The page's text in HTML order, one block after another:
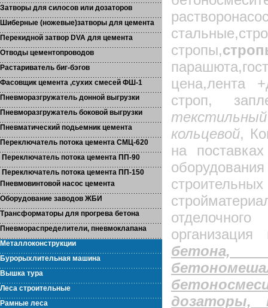
Затворы для силосов или дозаторов
Шиберные (ножевые)затворы для цемента
Перекидной затвор DVA для цемента
Отводы цементопроводов
Растариватель биг-бэгов
Фасовщик цемента ,сухих смесей ФШ-1
Пневморазгружатель донной выгрузки
Пневморазгружатель боковой выгрузки
Пневматический подьемник цемента
Переключатель потока цемента СМЦ-620
Переключатель потока цемента ПП-90
Переключатель потока цемента ПП-150
Пневмовинтовой насос цемента
Оборудование заводов ЖБИ
Трансформаторы для прогрева бетона
Пневмораспределители, пневмоклапана
Металлоконструкции
Бурорыхлительная машина
Вышка тура
Леса строительные
Рамные леса
стропы,
цена,лента
строп,
кольцевой,
на поставках
бетона,
дозаторы,